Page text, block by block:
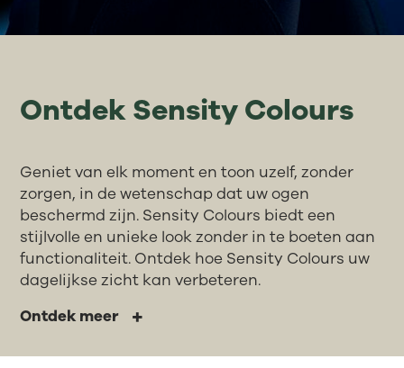
Ontdek Sensity Colours
Geniet van elk moment en toon uzelf, zonder
zorgen, in de wetenschap dat uw ogen
beschermd zijn. Sensity Colours biedt een
stijlvolle en unieke look zonder in te boeten aan
functionaliteit. Ontdek hoe Sensity Colours uw
dagelijkse zicht kan verbeteren.
Ontdek meer